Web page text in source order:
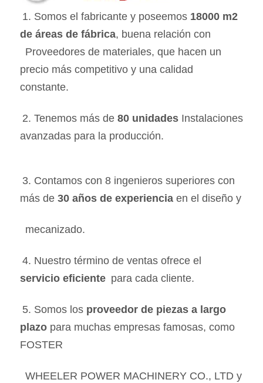
1. Somos el fabricante y poseemos 18000 m2
de áreas de fábrica, buena relación con
Proveedores de materiales, que hacen un
precio más competitivo y una calidad
constante.
2. Tenemos más de 80 unidades Instalaciones
avanzadas para la producción.
3. Contamos con 8 ingenieros superiores con
más de 30 años de experiencia
mecanizado.
servicio eficiente para cada cliente.
5. Somos los proveedor de piezas a largo
plazo para muchas empresas famosas, como
FOSTER
WHEELER POWER MACHINERY CO., LTD y